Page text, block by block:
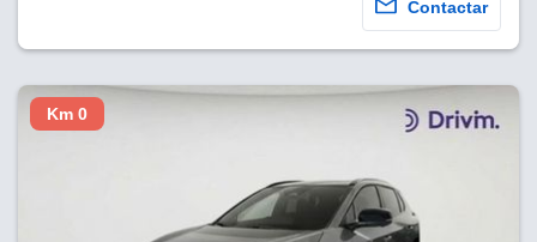
Contactar
Km 0